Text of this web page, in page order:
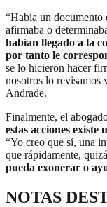
“Había un documento
afirmaba o
habían llegado a la
por tanto le
se lo hicieron hacer
nosotros lo revisamos
Andrade.
Finalmente, el
estas acciones
“Yo creo que sí, una
que rápidamente,
pueda exonerar o
NOTAS